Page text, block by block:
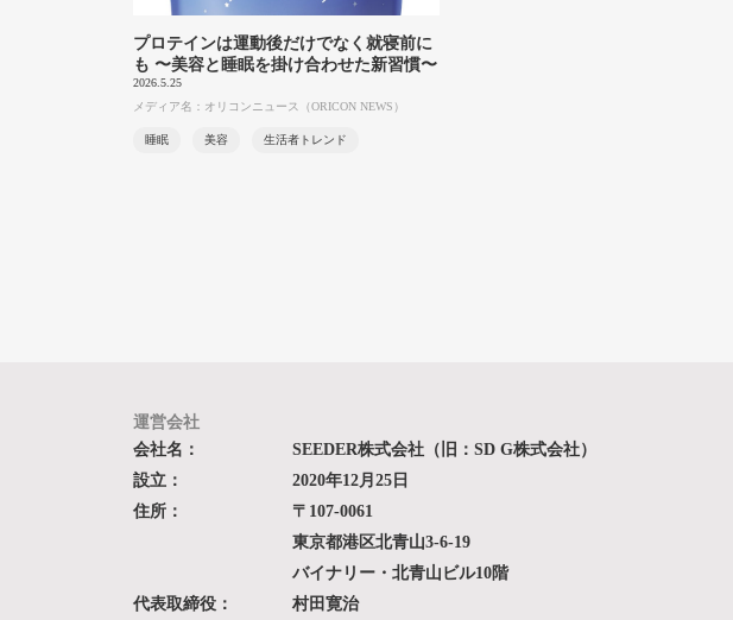
プロテインは運動後だけでなく就寝前に
も 〜美容と睡眠を掛け合わせた新習慣〜
2026.5.25
メディア名：オリコンニュース（ORICON NEWS）
睡眠 美容 生活者トレンド
運営会社
会社名：
SEEDER株式会社（旧：SD G株式会社）
設立：
2020年12月25日
住所：
〒107-0061
東京都港区北青山3-6-19
バイナリー・北青山ビル10階
代表取締役：
村田寛治